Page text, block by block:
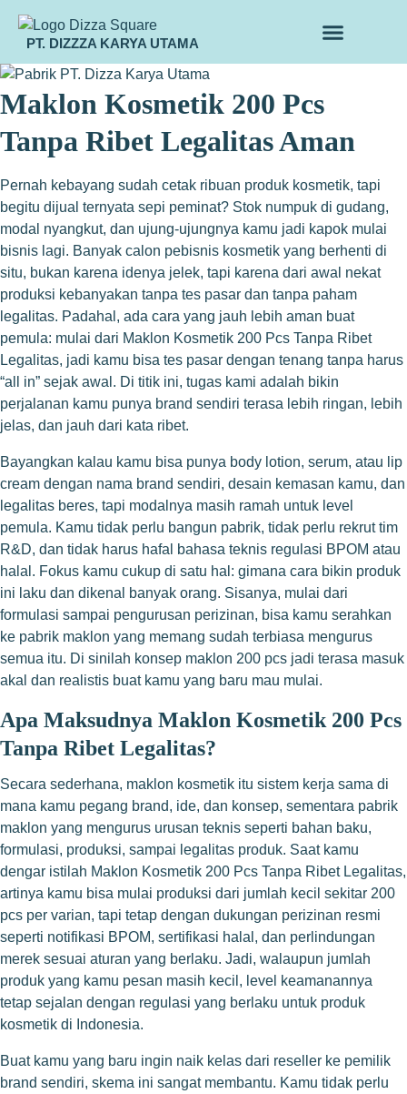
PT. DIZZZA KARYA UTAMA
Maklon Kosmetik 200 Pcs
Tanpa Ribet Legalitas Aman
Pernah kebayang sudah cetak ribuan produk kosmetik, tapi
begitu dijual ternyata sepi peminat? Stok numpuk di gudang,
modal nyangkut, dan ujung-ujungnya kamu jadi kapok mulai
bisnis lagi. Banyak calon pebisnis kosmetik yang berhenti di
situ, bukan karena idenya jelek, tapi karena dari awal nekat
produksi kebanyakan tanpa tes pasar dan tanpa paham
legalitas. Padahal, ada cara yang jauh lebih aman buat
pemula: mulai dari Maklon Kosmetik 200 Pcs Tanpa Ribet
Legalitas, jadi kamu bisa tes pasar dengan tenang tanpa harus
“all in” sejak awal. Di titik ini, tugas kami adalah bikin
perjalanan kamu punya brand sendiri terasa lebih ringan, lebih
jelas, dan jauh dari kata ribet.
Bayangkan kalau kamu bisa punya body lotion, serum, atau lip
cream dengan nama brand sendiri, desain kemasan kamu, dan
legalitas beres, tapi modalnya masih ramah untuk level
pemula. Kamu tidak perlu bangun pabrik, tidak perlu rekrut tim
R&D, dan tidak harus hafal bahasa teknis regulasi BPOM atau
halal. Fokus kamu cukup di satu hal: gimana cara bikin produk
ini laku dan dikenal banyak orang. Sisanya, mulai dari
formulasi sampai pengurusan perizinan, bisa kamu serahkan
ke pabrik maklon yang memang sudah terbiasa mengurus
semua itu. Di sinilah konsep maklon 200 pcs jadi terasa masuk
akal dan realistis buat kamu yang baru mau mulai.
Apa Maksudnya Maklon Kosmetik 200 Pcs
Tanpa Ribet Legalitas?
Secara sederhana, maklon kosmetik itu sistem kerja sama di
mana kamu pegang brand, ide, dan konsep, sementara pabrik
maklon yang mengurus urusan teknis seperti bahan baku,
formulasi, produksi, sampai legalitas produk. Saat kamu
dengar istilah Maklon Kosmetik 200 Pcs Tanpa Ribet Legalitas,
artinya kamu bisa mulai produksi dari jumlah kecil sekitar 200
pcs per varian, tapi tetap dengan dukungan perizinan resmi
seperti notifikasi BPOM, sertifikasi halal, dan perlindungan
merek sesuai aturan yang berlaku. Jadi, walaupun jumlah
produk yang kamu pesan masih kecil, level keamanannya
tetap sejalan dengan regulasi yang berlaku untuk produk
kosmetik di Indonesia.
Buat kamu yang baru ingin naik kelas dari reseller ke pemilik
brand sendiri, skema ini sangat membantu. Kamu tidak perlu